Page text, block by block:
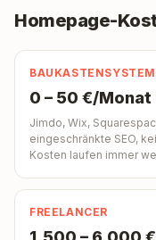
Homepage-
BAUKASTENSYSTEM
0 – 50 €/Monat
Jimdo, Wix,
eingeschränkte SEO,
Kosten laufen immer
FREELANCER